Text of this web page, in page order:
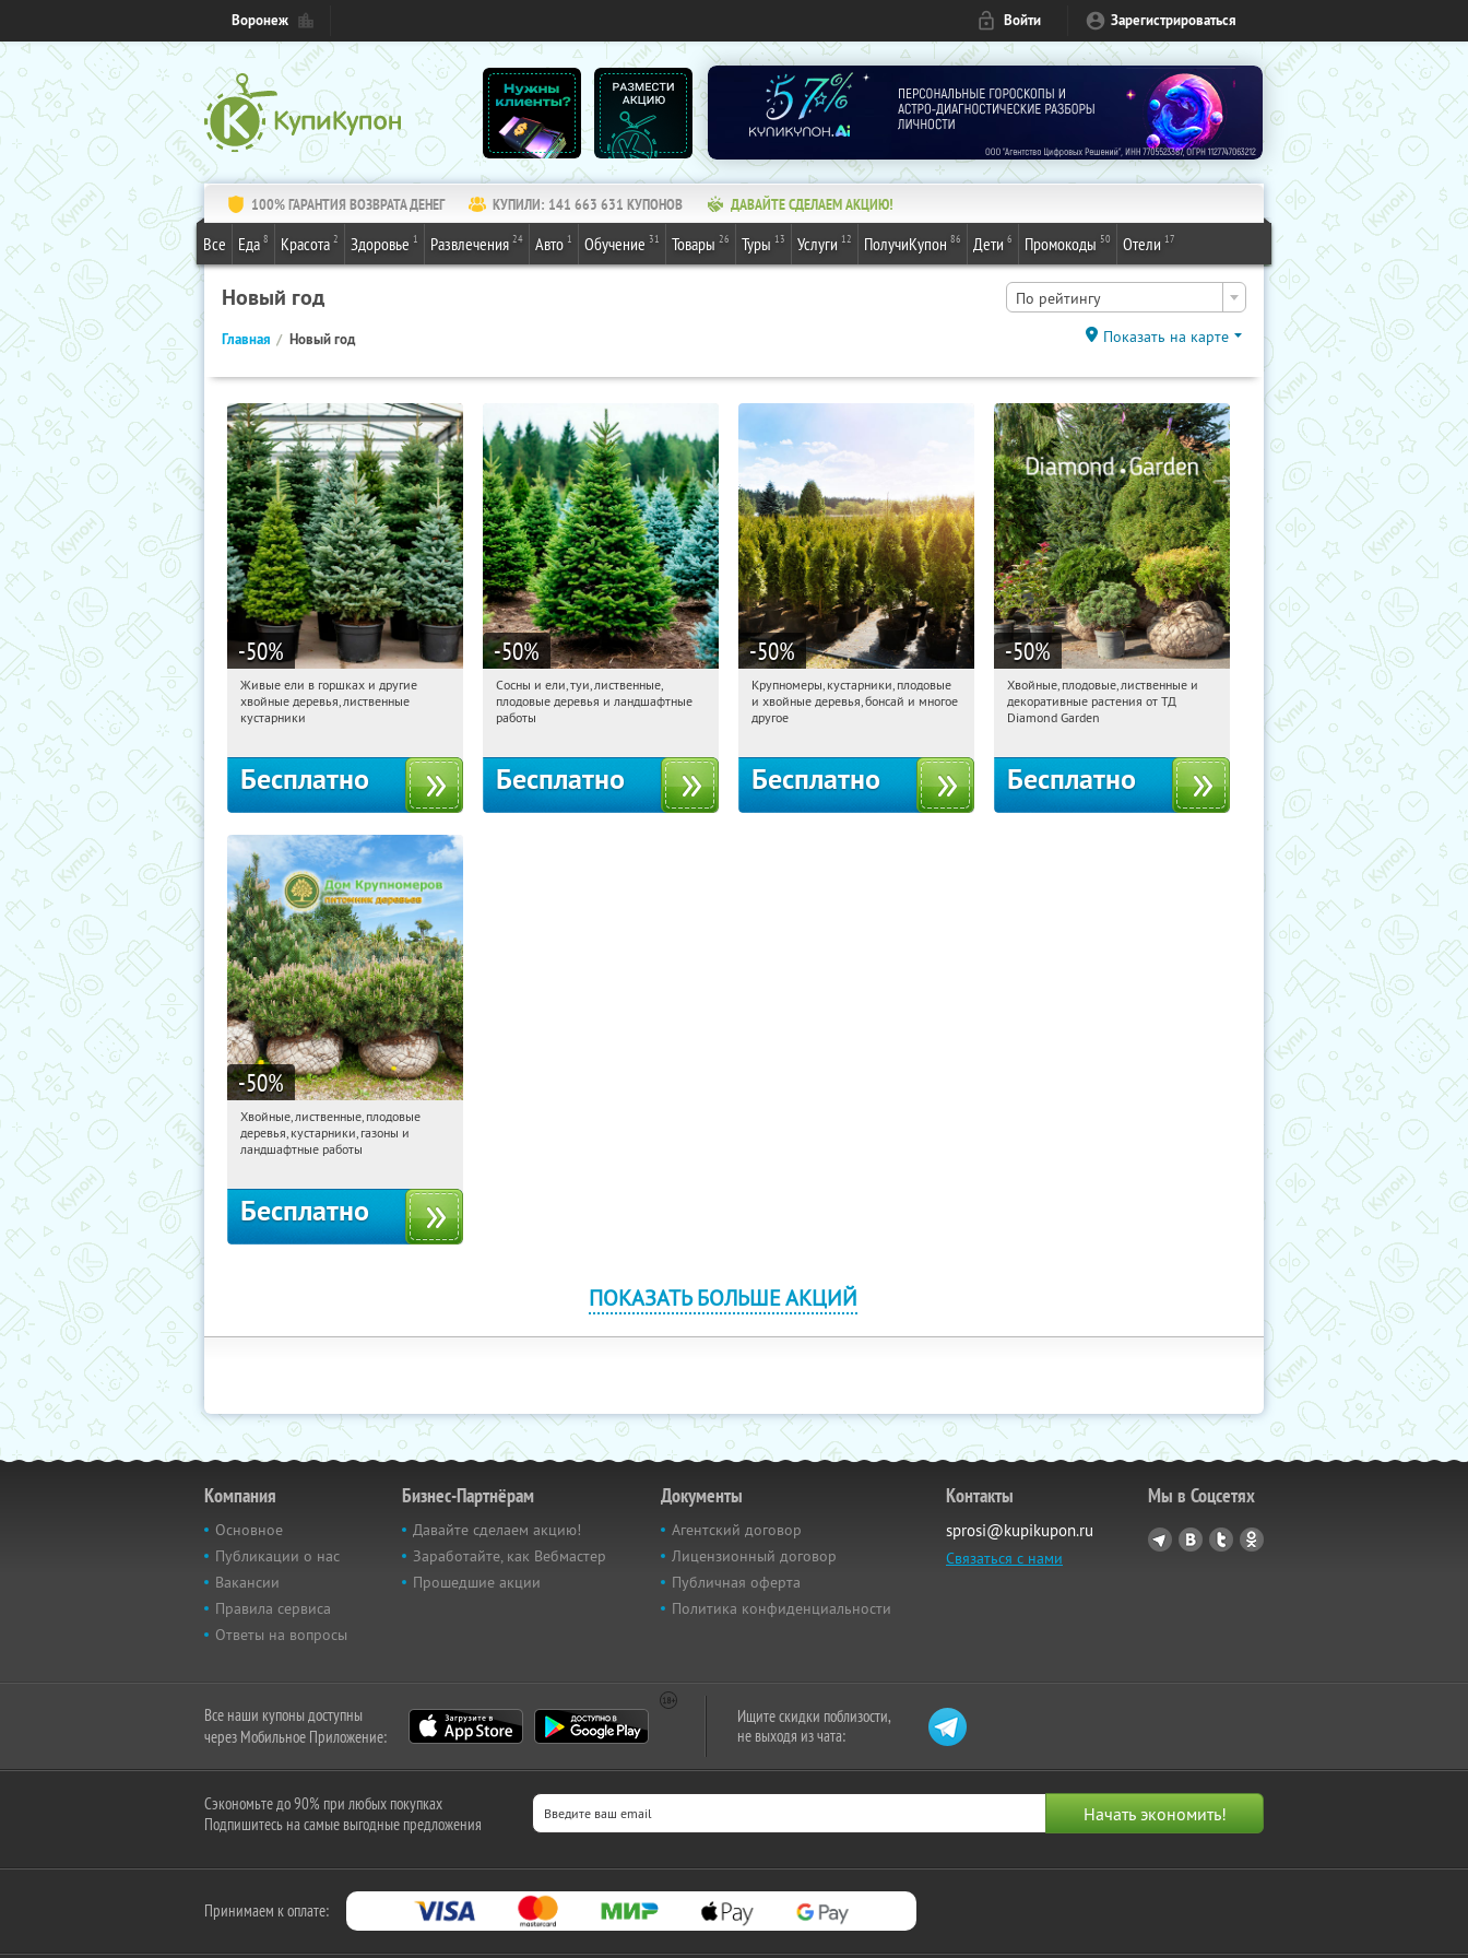
Воронеж Войти Зарегистрироваться
100% ГАРАНТИЯ ВОЗВРАТА ДЕНЕГ КУПИЛИ: 141 663 631 КУПОНОВ ДАВАЙТЕ СДЕЛАЕМ АКЦИЮ!
Все Еда 8 Красота 2 Здоровье 1 Развлечения 24 Авто 1 Обучение 31 Товары 26 Туры 13 Услуги 12 ПолучиКупон 86 Дети 6 Промокоды 50 Отели 17
Новый год По рейтингу
Главная Новый год Показать на карте
-50%
15:48:54 Получили:
Московская обл., г. Химки,
Живые ели в горшках и другие
хвойные деревья, лиственные
кустарники
Бесплатно
-50%
15:48:54 Получили:
Московская обл., г. Химки,
Сосны и ели, туи, лиственные,
плодовые деревья и ландшафтные
работы
Бесплатно
-50%
15:48:54 Получили:28
Москва, Рябиновая улица, 17
Крупномеры, кустарники, плодовые
и хвойные деревья, бонсай и многое
другое
Бесплатно
-50%
15:48:54 Получили:
Выставочная
Хвойные, плодовые, лиственные и
декоративные растения от ТД
Diamond Garden
Бесплатно
-50%
15:48:54 Получили:
Павелецкая
Угрешская
Хвойные, лиственные, плодовые
деревья, кустарники, газоны и
ландшафтные работы
Бесплатно
ПОКАЗАТЬ БОЛЬШЕ АКЦИЙ
Компания
Основное
Публикации о нас
Вакансии
Правила сервиса
Ответы на вопросы
Бизнес-Партнёрам
Давайте сделаем акцию!
Заработайте, как Вебмастер
Прошедшие акции
Документы
Агентский договор
Лицензионный договор
Публичная оферта
Политика конфиденциальности
Контакты
sprosi@kupikupon.ru
Связаться с нами
Мы в Соцсетях
Все наши купоны доступны
через Мобильное Приложение:
Ищите скидки поблизости,
не выходя из чата:
Сэкономьте до 90% при любых покупках
Подпишитесь на самые выгодные предложения
Принимаем к оплате: